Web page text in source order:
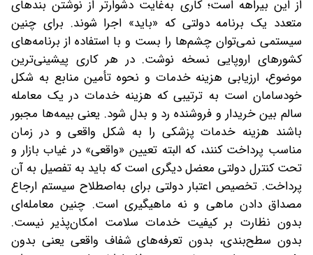
از این بیراهه است؛ کاری به‌غایت دشوارتر از نوشتن بندهای
متعدد یک برنامه دولتی که «باید» اجرا شوند‌. برای چنین
سیستمی نمی‌توان چشم‌ها را بست و با استفاده از برنامه‌های
کشورهای اروپایی نسخه نوشت. در هر کاری پیشینی‌ترین
موضوع، ارزیابی هزینه خدمات و نحوه تأمین منابع به شکل
خودسامان است به ترتیبی که هزینه خدمات در یک معامله
سالم بین خریدار و فروشنده رد و بدل شود. یعنی بیمه‌ها مجبور
باشند هزینه خدمات پزشکی را به شکل واقعی و در زمان
مناسب پرداخت کنند، که البته تعیین «واقعی» در غیاب بازار و
تحت کنترل دولتی معضل دیگری است که باید به تفصیل به آن
پرداخت. تخصیص اعتبار دولتی برای به‌اصطلاح سیستم ارجاع
مصداق دادن ماهی و نه ماهیگیری است. چنین معامله‌ای
بدون نظارت بر کیفیت خدمات سلامت امکان‌پذیر نیست.
بدون سطح‌بندی، بدون تعرفه‌های شفاف واقعی یعنی بدون